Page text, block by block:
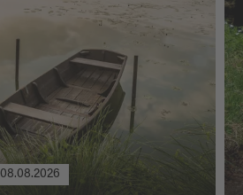
08.08.2026